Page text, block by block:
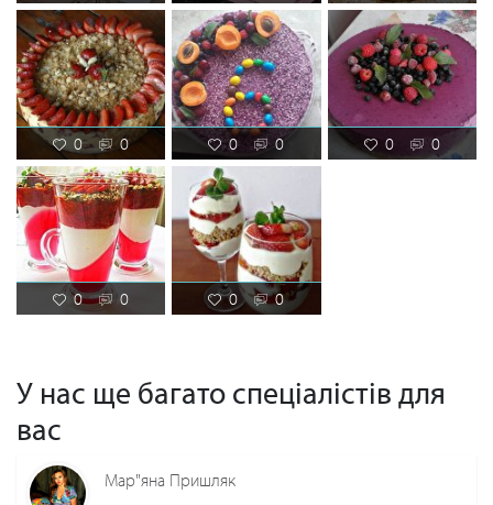
0 0 0 0 0 0
0 0 0 0
У нас ще багато спеціалістів для
вас
Мар"яна Пришляк